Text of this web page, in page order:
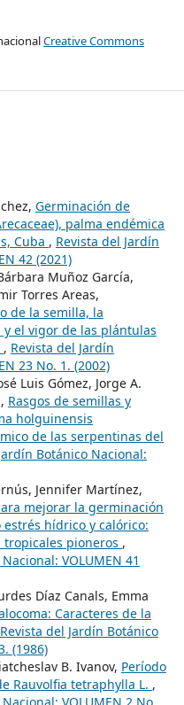
Creative Commons
Germinación de
palma endémica
Cuba , Revista del Jardín
42 (2021)
Muñoz García,
Torres Areas,
de la semilla, la
el vigor de las plántulas
, Revista del Jardín
23 No. 1. (2002)
Luis Gómez, Jorge A.
Rasgos de semillas y
holguinensis
de las serpentinas del
Botánico Nacional:
Jennifer Martínez,
mejorar la germinación
hídrico y calórico:
pioneros ,
VOLUMEN 41
Díaz Canals, Emma
Caracteres de la
Revista del Jardín Botánico
(1986)
B. Ivanov, Período
Rauvolfia tetraphylla L. ,